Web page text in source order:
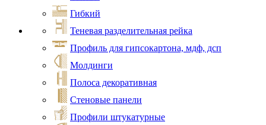
Гибкий
Теневая разделительная рейка
Профиль для гипсокартона, мдф, дсп
Молдинги
Полоса декоративная
Стеновые панели
Профили штукатурные